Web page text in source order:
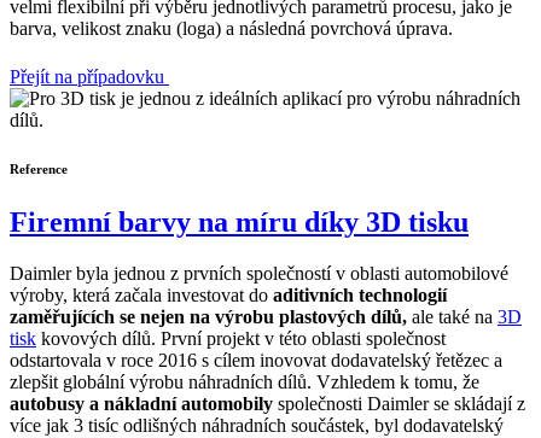
velmi flexibilní při výběru jednotlivých parametrů procesu, jako je
barva, velikost znaku (loga) a následná povrchová úprava.
Přejít na případovku
Reference
Firemní barvy na míru díky 3D tisku
Daimler byla jednou z prvních společností v oblasti automobilové
výroby, která začala investovat do aditivních technologií
zaměřujících se nejen na výrobu plastových dílů, ale také na 3D
tisk kovových dílů. První projekt v této oblasti společnost
odstartovala v roce 2016 s cílem inovovat dodavatelský řetězec a
zlepšit globální výrobu náhradních dílů. Vzhledem k tomu, že
autobusy a nákladní automobily společnosti Daimler se skládají z
více jak 3 tisíc odlišných náhradních součástek, byl dodavatelský